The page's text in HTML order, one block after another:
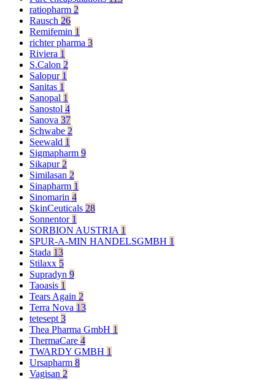
ratiopharm 2
Rausch 26
Remifemin 1
richter pharma 3
Riviera 1
S.Calon 2
Salopur 1
Sanitas 1
Sanopal 1
Sanostol 4
Sanova 37
Schwabe 2
Seewald 1
Sigmapharm 9
Sikapur2
Similasan 2
Sinapharm 1
Sinomarin 4
SkinCeuticals 28
Sonnentor 1
SORBION AUSTRIA 1
SPUR-A-MIN HANDELSGMBH 1
Stada 13
Stilaxx 5
Supradyn 9
Taoasis 1
Tears Again 2
Terra Nova 13
tetesept3
Thea Pharma GmbH 1
ThermaCare 4
TWARDY GMBH 1
Ursapharm 8
Vagisan 2